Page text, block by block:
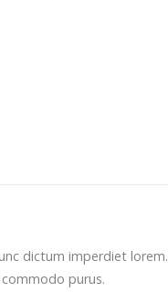
dictum imperdiet lorem.
purus.